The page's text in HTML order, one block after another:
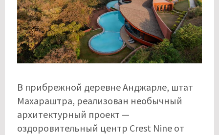
В прибрежной деревне Анджарле, штат
Махараштра, реализован необычный
архитектурный проект —
оздоровительный центр Crest Nine от